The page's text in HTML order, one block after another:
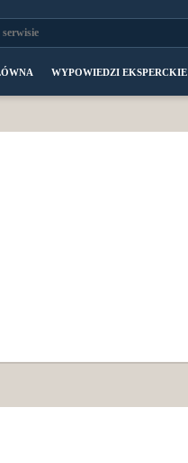
WYPOWIEDZI EKSPERCKIE